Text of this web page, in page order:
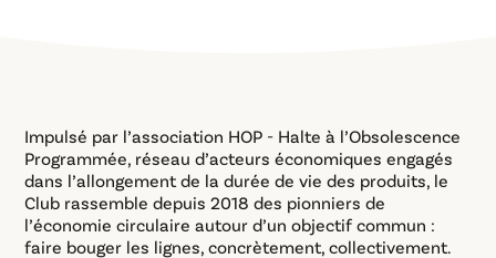
Impulsé par l’association HOP - Halte à l’Obsolescence
Programmée, réseau d’acteurs économiques engagés
dans l’allongement de la durée de vie des produits, le
Club rassemble depuis 2018 des pionniers de
l’économie circulaire autour d’un objectif commun :
faire bouger les lignes, concrètement, collectivement.